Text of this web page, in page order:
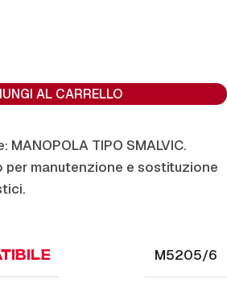
AL CARRELLO
TIPO SMALVIC.
manutenzione e sostituzione
M5205/6